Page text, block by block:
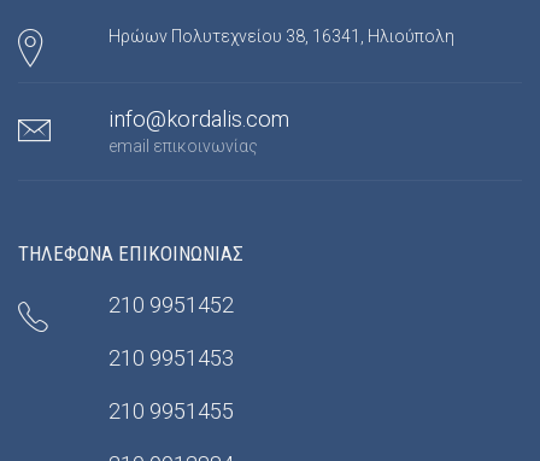
Ηρώων Πολυτεχνείου 38, 16341, Ηλιούπολη
info@kordalis.com
email επικοινωνίας
ΤΗΛΕΦΩΝΑ ΕΠΙΚΟΙΝΩΝΙΑΣ
210 9951452
210 9951453
210 9951455